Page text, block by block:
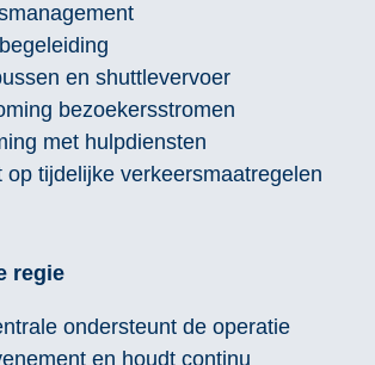
en shuttlevervoer
bezoekersstromen
met hulpdiensten
op tijdelijke verkeersmaatregelen
regie
ondersteunt de operatie
en houdt continu